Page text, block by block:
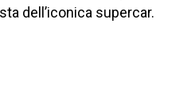
dell’iconica supercar.